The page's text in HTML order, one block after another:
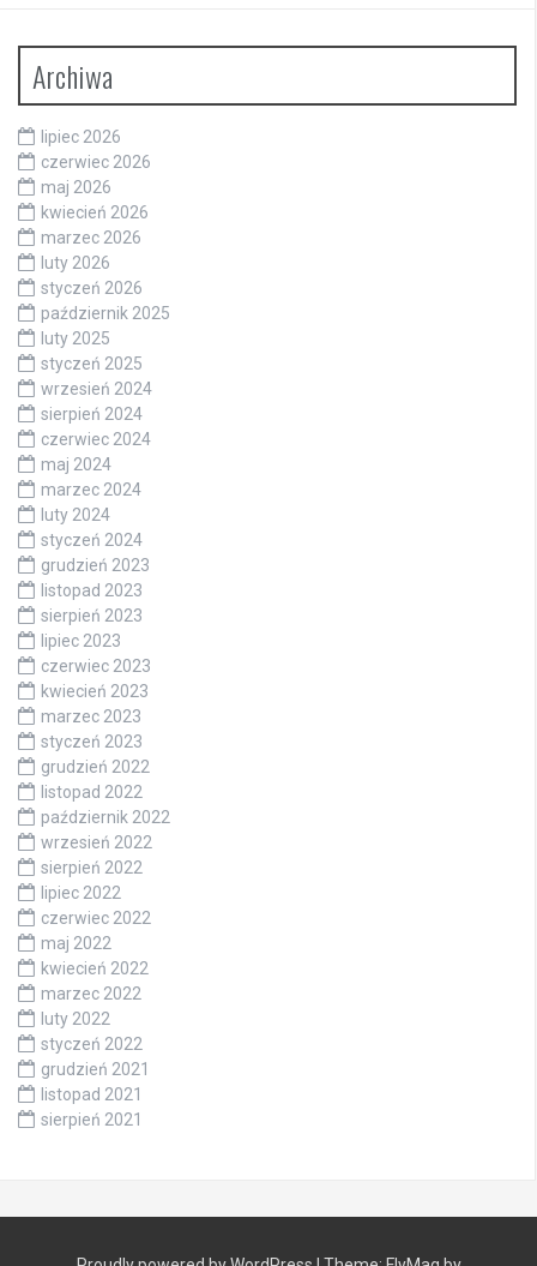
Archiwa
lipiec 2026
czerwiec 2026
maj 2026
kwiecień 2026
marzec 2026
luty 2026
styczeń 2026
październik 2025
luty 2025
styczeń 2025
wrzesień 2024
sierpień 2024
czerwiec 2024
maj 2024
marzec 2024
luty 2024
styczeń 2024
grudzień 2023
listopad 2023
sierpień 2023
lipiec 2023
czerwiec 2023
kwiecień 2023
marzec 2023
styczeń 2023
grudzień 2022
listopad 2022
październik 2022
wrzesień 2022
sierpień 2022
lipiec 2022
czerwiec 2022
maj 2022
kwiecień 2022
marzec 2022
luty 2022
styczeń 2022
grudzień 2021
listopad 2021
sierpień 2021